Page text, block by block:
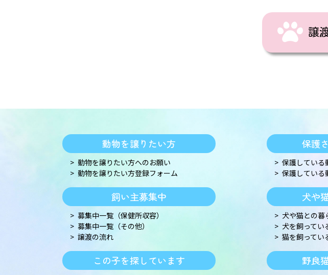
譲
動物を譲りたい方
動物を譲りたい方へのお願い
動物を譲りたい方登録フォーム
飼い主募集中
募集中一覧（保健所収容）
募集中一覧（その他）
譲渡の流れ
この子を探しています
保護
保護している
保護している
犬や
犬や猫との暮
犬を飼ってい
猫を飼ってい
野良